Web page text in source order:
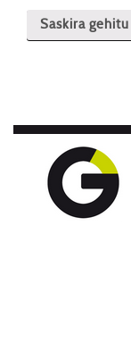
Saskira gehitu